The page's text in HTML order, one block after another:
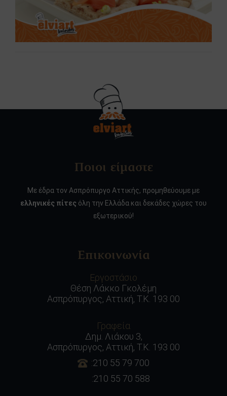
Ποιοι είμαστε
Με έδρα τον Ασπρόπυργο Αττικής, προμηθεύουμε με
ελληνικές πίτες όλη την Ελλάδα και δεκάδες χώρες του
εξωτερικού!
Επικοινωνία
Εργοστάσιο
Θέση Λάκκο Γκολέμη
Ασπρόπυργος, Αττική, Τ.Κ. 193 00
Γραφεία
Δημ. Λιάκου 3,
Ασπρόπυργος, Αττική, Τ.Κ. 193 00
:210 55 79 700
:210 55 70 588